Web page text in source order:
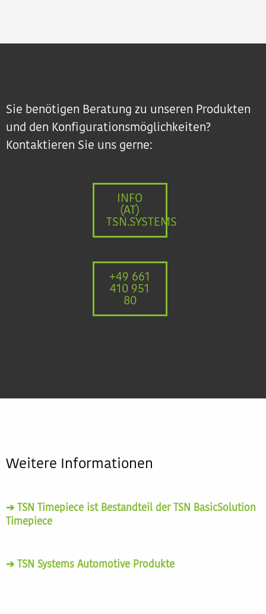
Sie benötigen Beratung zu unseren Produkten
und den Konfigurationsmöglichkeiten?
Kontaktieren Sie uns gerne:
INFO
(AT)
TSN.SYSTEMS
+49 661
410 951
80
Weitere Informationen
➔ TSN Timepiece ist Bestandteil der TSN BasicSolution
Timepiece
➔ TSN Systems Automotive Produkte